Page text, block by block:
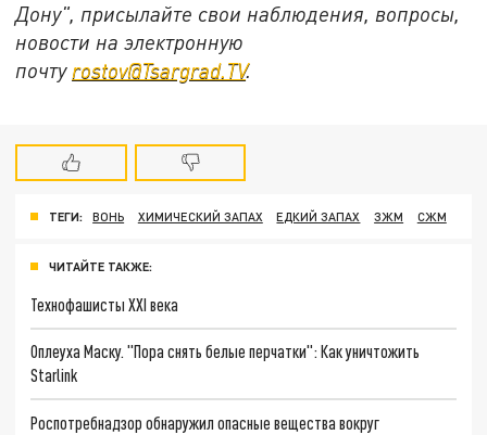
Дону", присылайте свои наблюдения, вопросы,
новости на электронную
почту rostov@Tsargrad.ТV.
ТЕГИ: ВОНЬ ХИМИЧЕСКИЙ ЗАПАХ ЕДКИЙ ЗАПАХ ЗЖМ СЖМ
ЧИТАЙТЕ ТАКЖЕ:
Технофашисты XXI века
Оплеуха Маску. "Пора снять белые перчатки": Как уничтожить
Starlink
Роспотребнадзор обнаружил опасные вещества вокруг